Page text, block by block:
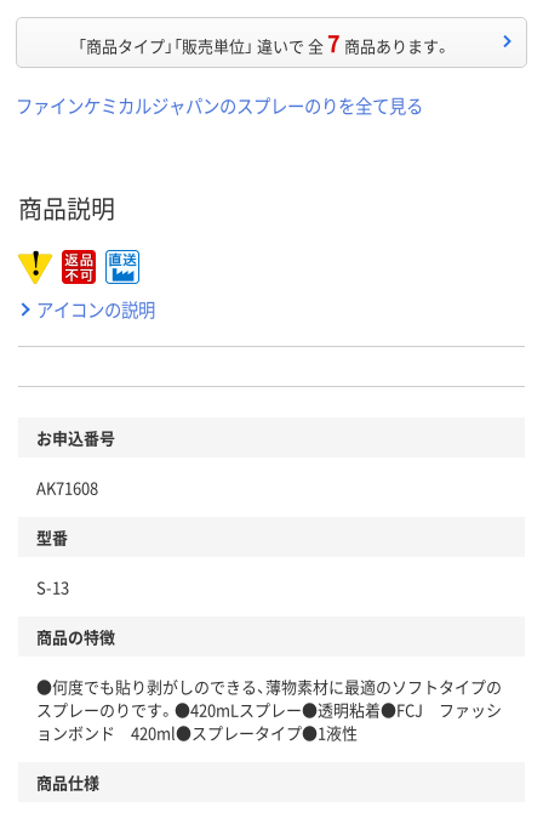
「商品タイプ」「販売単位」 違いで 全7 商品あります。
ファインケミカルジャパンのスプレーのりを全て見る
商品説明
アイコンの説明
お申込番号
AK71608
型番
S-13
商品の特徴
●何度でも貼り剥がしのできる、薄物素材に最適のソフトタイプの
スプレーのりです。●420mLスプレー●透明粘着●FCJ ファッシ
ョンボンド 420ml●スプレータイプ●1液性
商品仕様